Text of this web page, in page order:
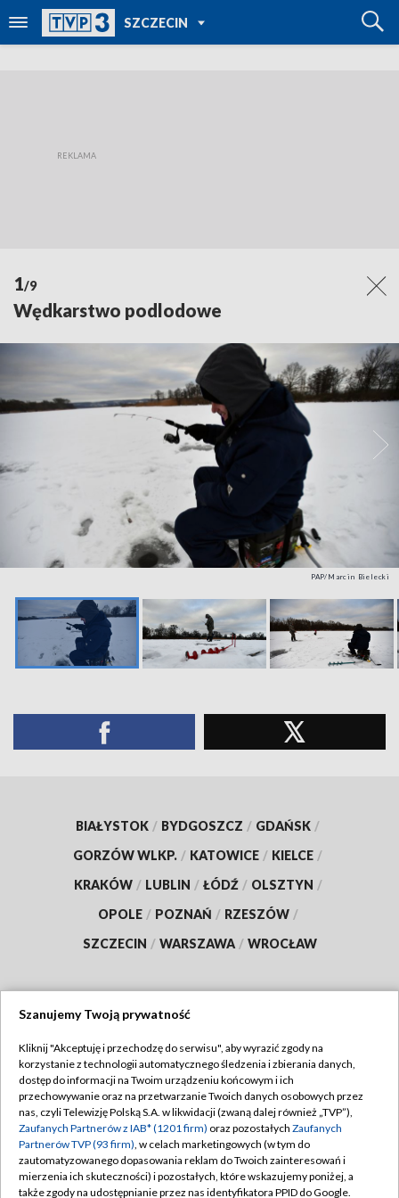
SZCZECIN
TVP REGIONY
1/9
Wędkarstwo podlodowe
PAP/Marcin Bielecki
BIAŁYSTOK / BYDGOSZCZ / GDAŃSK /
GORZÓW WLKP. / KATOWICE / KIELCE /
KRAKÓW / LUBLIN / ŁÓDŹ / OLSZTYN /
OPOLE / POZNAŃ / RZESZÓW /
SZCZECIN / WARSZAWA / WROCŁAW
TVP
Abonament TVP
Emisja w TVP
Centrum informacji TVP
Naziemna Telewizja Cyfrowa
Regulamin TVP
Polityka prywatności
Moje zgody
Pomoc
Szanujemy Twoją prywatność
Kliknij "Akceptuję i przechodzę do serwisu", aby wyrazić zgody na
korzystanie z technologii automatycznego śledzenia i zbierania danych,
dostęp do informacji na Twoim urządzeniu końcowym i ich
przechowywanie oraz na przetwarzanie Twoich danych osobowych przez
nas, czyli Telewizję Polską S.A. w likwidacji (zwaną dalej również „TVP”),
Zaufanych Partnerów z IAB* (1201 firm) oraz pozostałych Zaufanych
Partnerów TVP (93 firm), w celach marketingowych (w tym do
zautomatyzowanego dopasowania reklam do Twoich zainteresowań i
mierzenia ich skuteczności) i pozostałych, które wskazujemy poniżej, a
także zgody na udostępnianie przez nas identyfikatora PPID do Google.